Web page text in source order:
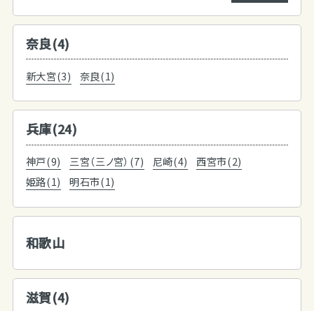
奈良(4)
新大宮(3) 奈良(1)
兵庫(24)
神戸(9) 三宮（三ノ宮）(7) 尼崎(4)
西宮市(2)
姫路(1)
明石市(1)
和歌山
滋賀(4)